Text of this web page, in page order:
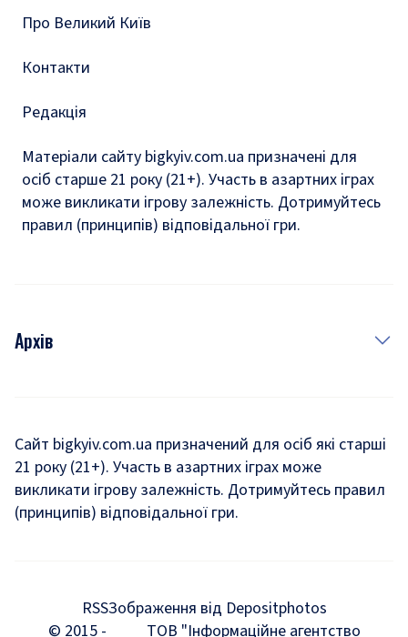
Про Великий Київ
Контакти
Редакція
Матеріали сайту bigkyiv.com.ua призначені для
осіб старше 21 року (21+). Участь в азартних іграх
може викликати ігрову залежність. Дотримуйтесь
правил (принципів) відповідальної гри.
Архів
Комуналка
Хроніки війни
Мегаполіс
Сайт bigkyiv.com.ua призначений для осіб які старші
21 року (21+). Участь в азартних іграх може
викликати ігрову залежність. Дотримуйтесь правил
(принципів) відповідальної гри.
RSSЗображення від Depositphotos
© 2015 -
ТОВ "Інформаційне агентство